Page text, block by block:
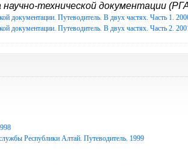
научно-технической документации
документации. Путеводитель. В двух частях. Часть 1.
документации. Путеводитель. В двух частях. Часть 2.
Республики Алтай. Путеводитель. 1999